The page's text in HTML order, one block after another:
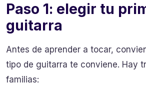
Paso 1: elegir tu
guitarra
Antes de aprender a tocar,
tipo de guitarra te conviene. Hay
familias: